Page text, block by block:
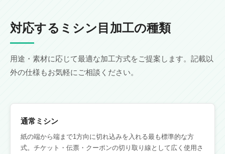
対応するミシン目加工の種類
用途・素材に応じて最適な加工方式をご提案します。記載以
外の仕様もお気軽にご相談ください。
通常ミシン
紙の端から端まで1方向に切れ込みを入れる最も標準的な方
式。チケット・伝票・クーポンの切り取り線として広く使用さ